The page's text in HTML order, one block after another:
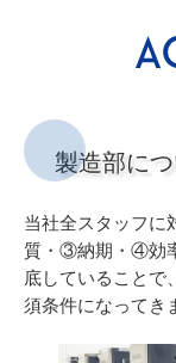
製造部に
当社全スタッフ
質・③納期・④効
底していることで
須条件になってき